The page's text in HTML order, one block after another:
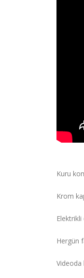
Kuru
Krom
Elektrikli
Hergün